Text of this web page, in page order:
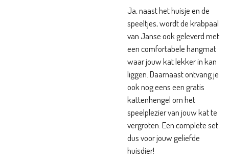
Ja, naast het huisje en de
speeltjes, wordt de krabpaal
van Janse ook geleverd met
een comfortabele hangmat
waar jouw kat lekker in kan
liggen. Daarnaast ontvang je
ook nog eens een gratis
kattenhengel om het
speelplezier van jouw kat te
vergroten. Een complete set
dus voor jouw geliefde
huisdier!